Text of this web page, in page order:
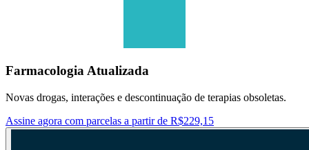
Farmacologia Atualizada
Novas drogas, interações e descontinuação de terapias obsoletas.
Assine agora com parcelas a partir de R$229,15